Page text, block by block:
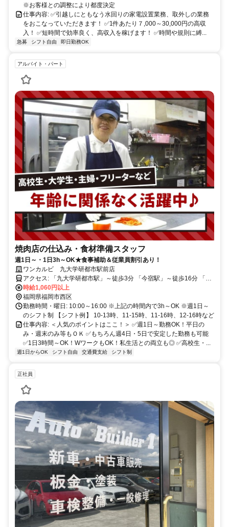
※お客様との調整により都度決定
仕事内容: ✅引越しにともなう水回りの家電設置業務、取外しの業務
をおこなっていただきます！ ✅1件あたり７,000～30,000円の高収
入！ ✅短時間で効率良く、高収入を稼げます！ ✅時間や規則に縛...
急募 シフト自由 即日勤務OK
アルバイト・パート
焼肉店の仕込み・食材準備スタッフ
週1日～・1日3h～OK★食事補助＆従業員割引あり！
ワンカルビ 九大学研都市駅前店
アクセス: 「九大学研都市駅」～徒歩3分 「今宿駅」～徒歩16分 「周
船寺駅」～自転車7分 ※自転車通勤OK ※交通費規定支給
時給1,060円以上
福岡県福岡市西区
勤務時間・曜日: 10:00～16:00 ※上記の時間内で3h～OK ※週1日～
のシフト制 【シフト例】 10-13時、11-15時、11-16時、12-16時など
仕事内容: ＜人気のポイントはここ！＞ ✅週1日～勤務OK！平日の
み・週末のみ等もＯＫ ✅もちろん週4日・5日で安定した勤務も可能
✅1日3時間～OK！WワークもOK！私生活との両立も◎ ✅高校生・...
週1日からOK シフト自由 交通費支給 シフト制
正社員